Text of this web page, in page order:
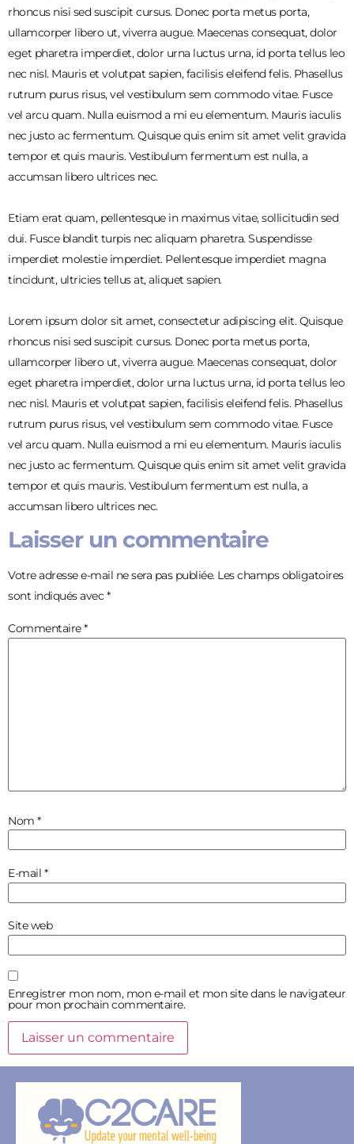
rhoncus nisi sed suscipit cursus. Donec porta metus porta,
ullamcorper libero ut, viverra augue. Maecenas consequat, dolor
eget pharetra imperdiet, dolor urna luctus urna, id porta tellus leo
nec nisl. Mauris et volutpat sapien, facilisis eleifend felis. Phasellus
rutrum purus risus, vel vestibulum sem commodo vitae. Fusce
vel arcu quam. Nulla euismod a mi eu elementum. Mauris iaculis
nec justo ac fermentum. Quisque quis enim sit amet velit gravida
tempor et quis mauris. Vestibulum fermentum est nulla, a
accumsan libero ultrices nec.
Etiam erat quam, pellentesque in maximus vitae, sollicitudin sed
dui. Fusce blandit turpis nec aliquam pharetra. Suspendisse
imperdiet molestie imperdiet. Pellentesque imperdiet magna
tincidunt, ultricies tellus at, aliquet sapien.
Lorem ipsum dolor sit amet, consectetur adipiscing elit. Quisque
rhoncus nisi sed suscipit cursus. Donec porta metus porta,
ullamcorper libero ut, viverra augue. Maecenas consequat, dolor
eget pharetra imperdiet, dolor urna luctus urna, id porta tellus leo
nec nisl. Mauris et volutpat sapien, facilisis eleifend felis. Phasellus
rutrum purus risus, vel vestibulum sem commodo vitae. Fusce
vel arcu quam. Nulla euismod a mi eu elementum. Mauris iaculis
nec justo ac fermentum. Quisque quis enim sit amet velit gravida
tempor et quis mauris. Vestibulum fermentum est nulla, a
accumsan libero ultrices nec.
Laisser un commentaire
Votre adresse e-mail ne sera pas publiée. Les champs obligatoires
sont indiqués avec *
Commentaire*
Nom *
E-mail *
Site web
Enregistrer mon nom, mon e-mail et mon site dans le navigateur
pour mon prochain commentaire.